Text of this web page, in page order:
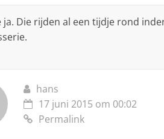
ja. Die rijden al een tijdje rond
hans
17 juni 2015 om 00:02
Permalink